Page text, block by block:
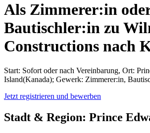
Als Zimmerer:in
Bautischler:in zu
Constructions nach
Start: Sofort oder nach Vereinbarung, Ort:
Island(Kanada); Gewerk: Zimmerer:in,
Jetzt registrieren und bewerben
Stadt & Region: Prince